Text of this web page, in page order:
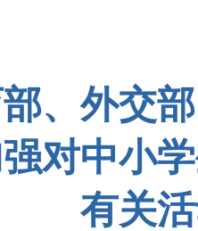
、外交
对中小
有关